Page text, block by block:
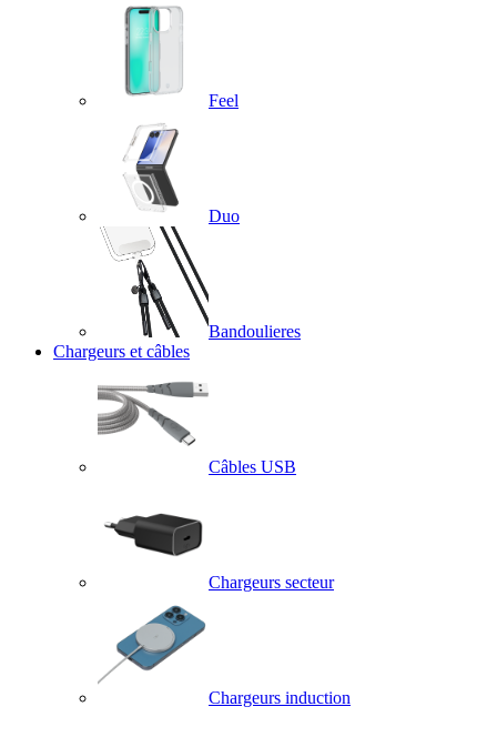
Feel
Duo
Bandoulieres
Chargeurs et câbles
Câbles USB
Chargeurs secteur
Chargeurs induction